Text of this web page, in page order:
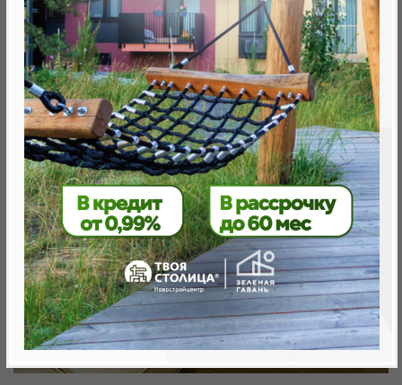
от 250 556.0 BYN (85 264 USD)
Минск, Октябрьский, ул. Савицкого,9
метро «Ковальская Слобода», 566 м